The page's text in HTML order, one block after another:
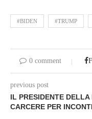
#BIDEN #TRUMP
0 comment
previous post
IL PRESIDENTE
CARCERE PER